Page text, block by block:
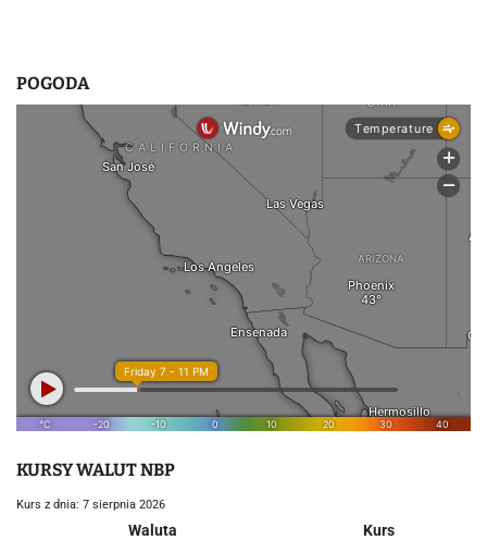
POGODA
KURSY WALUT NBP
Kurs z dnia: 7 sierpnia 2026
Waluta
Kurs